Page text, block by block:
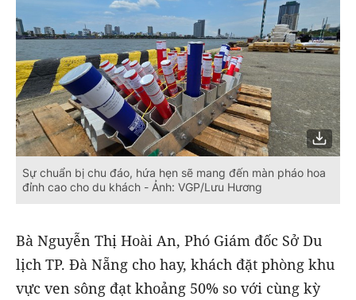
Sự chuẩn bị chu đáo, hứa hẹn sẽ mang đến màn pháo hoa
đỉnh cao cho du khách - Ảnh: VGP/Lưu Hương
Bà Nguyễn Thị Hoài An, Phó Giám đốc Sở Du
lịch TP. Đà Nẵng cho hay, khách đặt phòng khu
vực ven sông đạt khoảng 50% so với cùng kỳ